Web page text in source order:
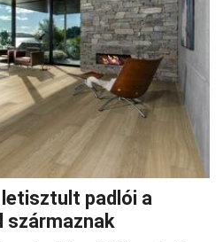
letisztult padlói a
származnak